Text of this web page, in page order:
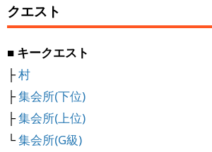
クエスト
■ キークエスト
├村
├集会所(下位)
├集会所(上位)
└集会所(G級)